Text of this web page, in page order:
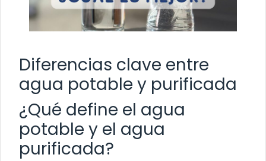
Diferencias clave entre
agua potable y purificada
¿Qué define el agua
potable y el agua
purificada?